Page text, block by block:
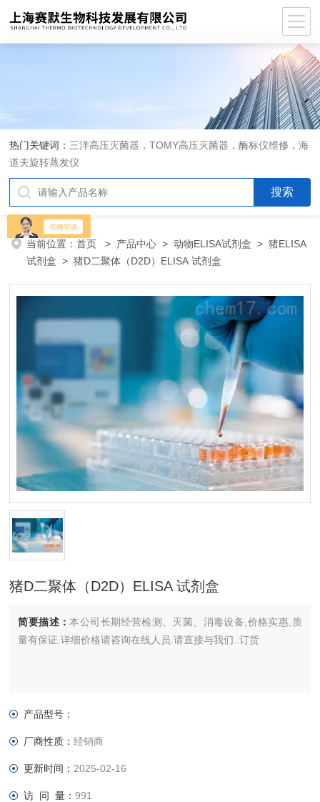
热门关键词： 三洋高压灭菌器，TOMY高压灭菌器，酶标仪维修，海
道夫旋转蒸发仪
当前位置：首页 > 产品中心 >动物ELISA试剂盒 >猪ELISA
试剂盒 > 猪D二聚体（D2D）ELISA 试剂盒
猪D二聚体（D2D）ELISA 试剂盒
简要描述：本公司长期经营检测、灭菌、消毒设备,价格实惠,质
量有保证.详细价格请咨询在线人员.请直接与我们..订货
产品型号：
厂商性质：经销商
更新时间： 2025-02-16
访 问 量：991